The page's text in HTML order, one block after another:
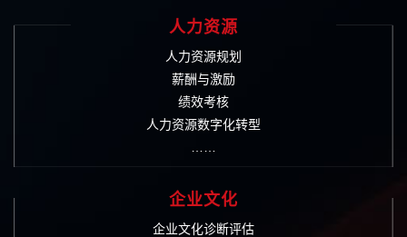
人力资源
人力资源规划
薪酬与激励
绩效考核
人力资源数字化转型
企业文化
企业文化诊断评估